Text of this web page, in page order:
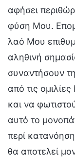
αφήσει
φύση Μου.
λαό Μου
αληθινή
συναντήσουν
από τις
και να
αυτό το
περί
θα αποτελεί